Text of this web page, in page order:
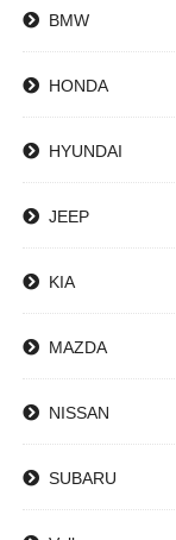
BMW
HONDA
HYUNDAI
JEEP
KIA
MAZDA
NISSAN
SUBARU